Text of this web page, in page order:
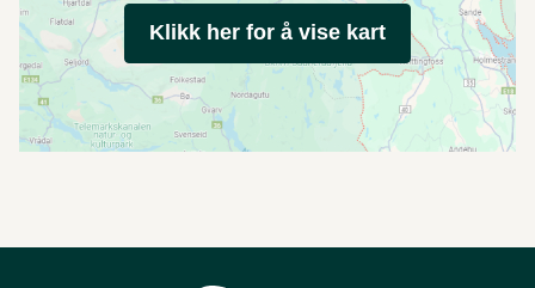
Klikk her for å vise kart